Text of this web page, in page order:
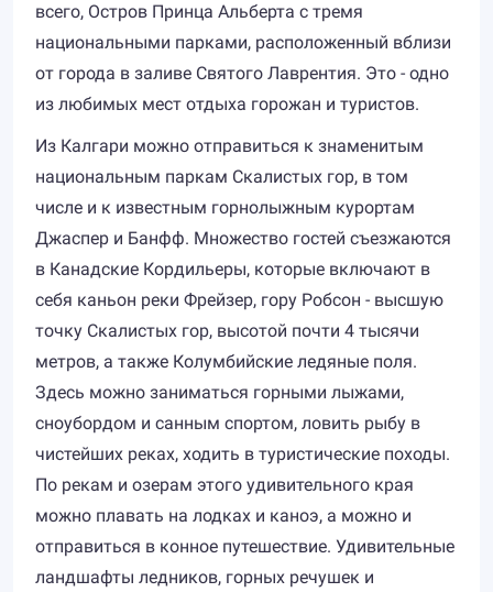
всего, Остров Принца Альберта с тремя
национальными парками, расположенный вблизи
от города в заливе Святого Лаврентия. Это - одно
из любимых мест отдыха горожан и туристов.
Из Калгари можно отправиться к знаменитым
национальным паркам Скалистых гор, в том
числе и к известным горнолыжным курортам
Джаспер и Банфф. Множество гостей съезжаются
в Канадские Кордильеры, которые включают в
себя каньон реки Фрейзер, гору Робсон - высшую
точку Скалистых гор, высотой почти 4 тысячи
метров, а также Колумбийские ледяные поля.
Здесь можно заниматься горными лыжами,
сноубордом и санным спортом, ловить рыбу в
чистейших реках, ходить в туристические походы.
По рекам и озерам этого удивительного края
можно плавать на лодках и каноэ, а можно и
отправиться в конное путешествие. Удивительные
ландшафты ледников, горных речушек и